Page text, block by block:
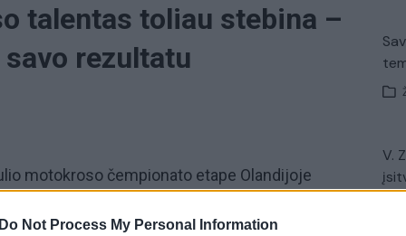
Do Not Process My Personal Information
talentas toliau stebina –
rezultatu
motokroso čempionato etape Olandijoje
komandai atstovaujantis lietuvis
Jasikonis Olandijoje surinko 36 taškus ir
V.